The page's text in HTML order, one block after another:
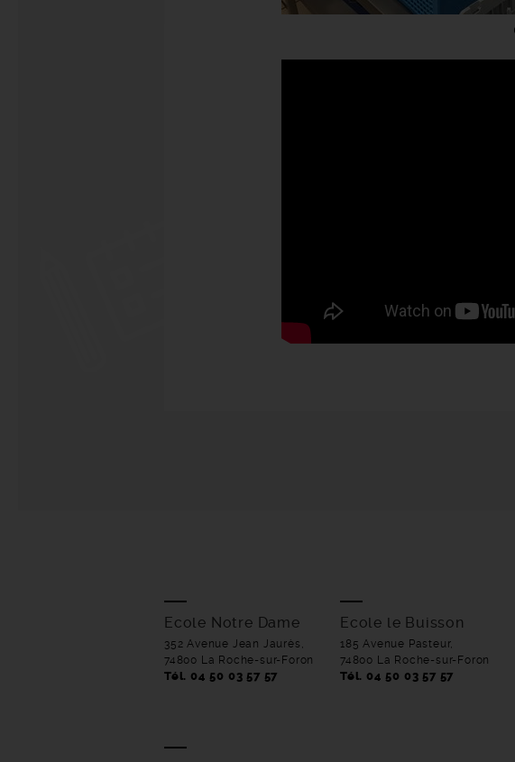
Ecole Notre Dame
352 Avenue Jean Jaurès,
74800 La Roche-sur-Foron
Tél. 04 50 03 57 57
Ecole le Buisson
185 Avenue Pasteur,
74800 La Roche-sur-Foron
Tél. 04 50 03 57 57